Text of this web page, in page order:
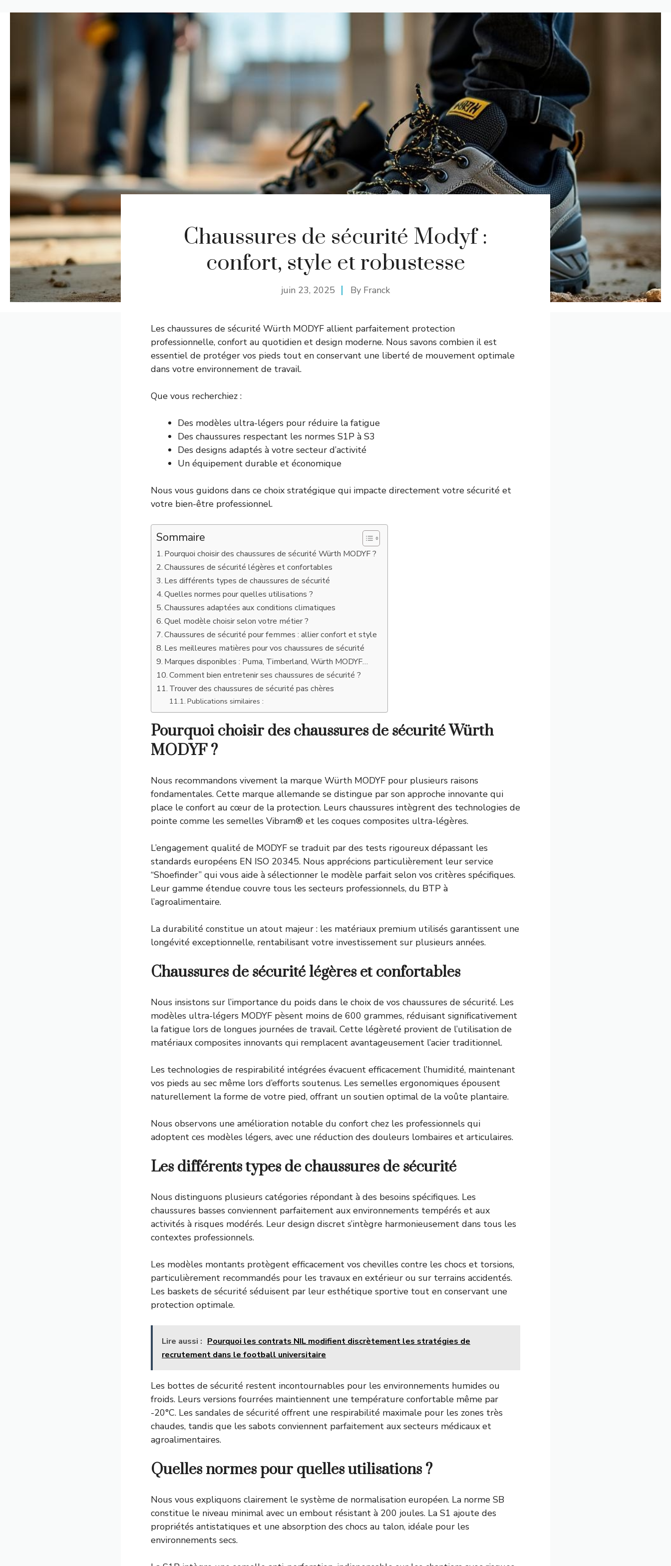
Chaussures de sécurité Modyf :
confort, style et robustesse
juin 23, 2025 By Franck
Les chaussures de sécurité Würth MODYF allient parfaitement protection
professionnelle, confort au quotidien et design moderne. Nous savons combien il est
essentiel de protéger vos pieds tout en conservant une liberté de mouvement optimale
dans votre environnement de travail.
Que vous recherchiez :
Des modèles ultra-légers pour réduire la fatigue
Des chaussures respectant les normes S1P à S3
Des designs adaptés à votre secteur d’activité
Un équipement durable et économique
Nous vous guidons dans ce choix stratégique qui impacte directement votre sécurité et
votre bien-être professionnel.
Sommaire
Pourquoi choisir des chaussures de sécurité Würth MODYF ?
Chaussures de sécurité légères et confortables
Les différents types de chaussures de sécurité
Quelles normes pour quelles utilisations ?
Chaussures adaptées aux conditions climatiques
Quel modèle choisir selon votre métier ?
Chaussures de sécurité pour femmes : allier confort et style
Les meilleures matières pour vos chaussures de sécurité
Marques disponibles : Puma, Timberland, Würth MODYF…
Comment bien entretenir ses chaussures de sécurité ?
Trouver des chaussures de sécurité pas chères
Publications similaires :
Pourquoi choisir des chaussures de sécurité Würth
MODYF ?
Nous recommandons vivement la marque Würth MODYF pour plusieurs raisons
fondamentales. Cette marque allemande se distingue par son approche innovante qui
place le confort au cœur de la protection. Leurs chaussures intègrent des technologies de
pointe comme les semelles Vibram® et les coques composites ultra-légères.
L’engagement qualité de MODYF se traduit par des tests rigoureux dépassant les
standards européens EN ISO 20345. Nous apprécions particulièrement leur service
“Shoefinder” qui vous aide à sélectionner le modèle parfait selon vos critères spécifiques.
Leur gamme étendue couvre tous les secteurs professionnels, du BTP à
l’agroalimentaire.
La durabilité constitue un atout majeur : les matériaux premium utilisés garantissent une
longévité exceptionnelle, rentabilisant votre investissement sur plusieurs années.
Chaussures de sécurité légères et confortables
Nous insistons sur l’importance du poids dans le choix de vos chaussures de sécurité. Les
modèles ultra-légers MODYF pèsent moins de 600 grammes, réduisant significativement
la fatigue lors de longues journées de travail. Cette légèreté provient de l’utilisation de
matériaux composites innovants qui remplacent avantageusement l’acier traditionnel.
Les technologies de respirabilité intégrées évacuent efficacement l’humidité, maintenant
vos pieds au sec même lors d’efforts soutenus. Les semelles ergonomiques épousent
naturellement la forme de votre pied, offrant un soutien optimal de la voûte plantaire.
Nous observons une amélioration notable du confort chez les professionnels qui
adoptent ces modèles légers, avec une réduction des douleurs lombaires et articulaires.
Les différents types de chaussures de sécurité
Nous distinguons plusieurs catégories répondant à des besoins spécifiques. Les
chaussures basses conviennent parfaitement aux environnements tempérés et aux
activités à risques modérés. Leur design discret s’intègre harmonieusement dans tous les
contextes professionnels.
Les modèles montants protègent efficacement vos chevilles contre les chocs et torsions,
particulièrement recommandés pour les travaux en extérieur ou sur terrains accidentés.
Les baskets de sécurité séduisent par leur esthétique sportive tout en conservant une
protection optimale.
Lire aussi : Pourquoi les contrats NIL modifient discrètement les stratégies de
recrutement dans le football universitaire
Les bottes de sécurité restent incontournables pour les environnements humides ou
froids. Leurs versions fourrées maintiennent une température confortable même par
-20°C. Les sandales de sécurité offrent une respirabilité maximale pour les zones très
chaudes, tandis que les sabots conviennent parfaitement aux secteurs médicaux et
agroalimentaires.
Quelles normes pour quelles utilisations ?
Nous vous expliquons clairement le système de normalisation européen. La norme SB
constitue le niveau minimal avec un embout résistant à 200 joules. La S1 ajoute des
propriétés antistatiques et une absorption des chocs au talon, idéale pour les
environnements secs.